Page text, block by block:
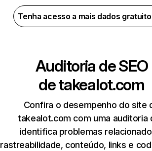
Tenha acesso a mais dados
Auditoria de SEO
detakealot.com
Confira o desempenho do site
takealot.com com uma auditoria
identifica problemas
rastreabilidade, conteúdo, links e